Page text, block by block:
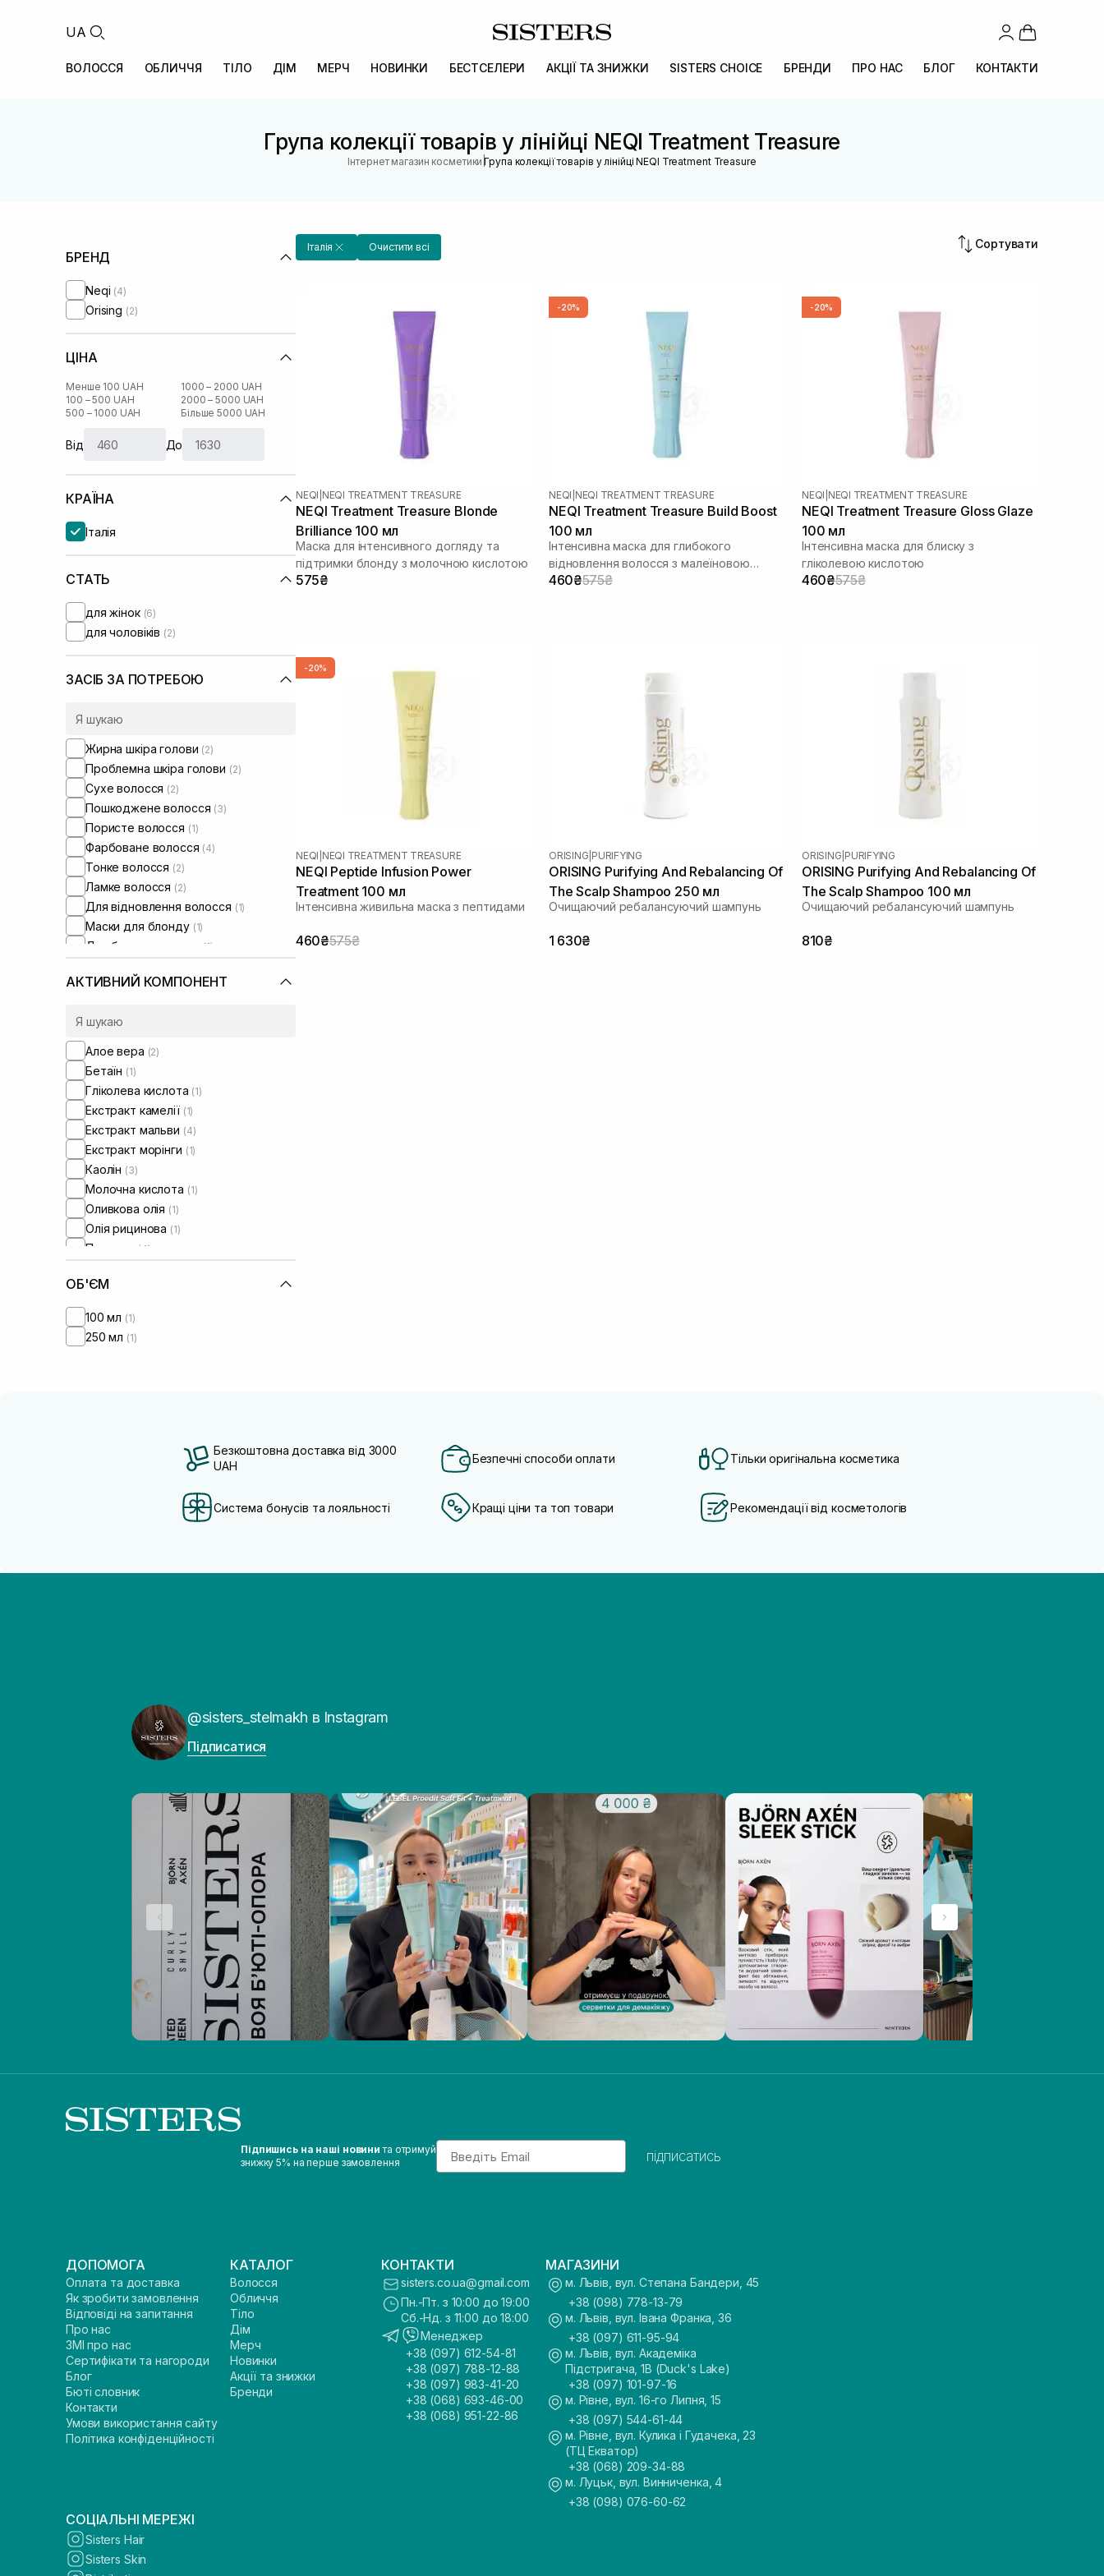
UA
ВОЛОССЯ ОБЛИЧЧЯ ТІЛО ДІМ МЕРЧ НОВИНКИ БЕСТСЕЛЕРИ АКЦІЇ ТА ЗНИЖКИ SISTERS CHOICE БРЕНДИ ПРО НАС БЛОГ КОНТАКТИ
Група колекції товарів у лінійці NEQI Treatment Treasure
Інтернет магазин косметики |Група колекції товарів у лінійці NEQI Treatment Treasure
БРЕНД
Neqi (4)
Orising (2)
ЦІНА
Менше 100 UAH
100 – 500 UAH
500 – 1000 UAH
1000 – 2000 UAH
2000 – 5000 UAH
Більше 5000 UAH
Від До
КРАЇНА
Італія
СТАТЬ
для жінок (6)
для чоловіків (2)
ЗАСІБ ЗА ПОТРЕБОЮ
Жирна шкіра голови (2)
Проблемна шкіра голови (2)
Сухе волосся (2)
Пошкоджене волосся (3)
Пористе волосся (1)
Фарбоване волосся (4)
Тонке волосся (2)
Ламке волосся (2)
Для відновлення волосся (1)
Маски для блонду (1)
Для блиску волосся (1)
АКТИВНИЙ КОМПОНЕНТ
Алое вера (2)
Бетаїн (1)
Гліколева кислота (1)
Екстракт камелії (1)
Екстракт мальви (4)
Екстракт морінги (1)
Каолін (3)
Молочна кислота (1)
Оливкова олія (1)
Олія рицинова (1)
Пептиди (4)
ОБ'ЄМ
100 мл (1)
250 мл (1)
Італія Очистити всі Сортувати
NEQI NEQI TREATMENT TREASURE
NEQI Treatment Treasure Blonde
Brilliance 100 мл
Маска для інтенсивного догляду та
підтримки блонду з молочною кислотою
575₴
-20%
NEQI NEQI TREATMENT TREASURE
NEQI Treatment Treasure Build Boost
100 мл
Інтенсивна маска для глибокого
відновлення волосся з малеїновою
кислотою
460₴575₴
-20%
NEQI NEQI TREATMENT TREASURE
NEQI Treatment Treasure Gloss Glaze
100 мл
Інтенсивна маска для блиску з
гліколевою кислотою
460₴575₴
-20%
NEQI NEQI TREATMENT TREASURE
NEQI Peptide Infusion Power
Treatment 100 мл
Інтенсивна живильна маска з пептидами
460₴575₴
ORISING PURIFYING
ORISING Purifying And Rebalancing Of
The Scalp Shampoo 250 мл
Очищаючий ребалансуючий шампунь
1 630₴
ORISING PURIFYING
ORISING Purifying And Rebalancing Of
The Scalp Shampoo 100 мл
Очищаючий ребалансуючий шампунь
810₴
Безкоштовна доставка від 3000
UAH
Безпечні способи оплати Тільки оригінальна косметика
Система бонусів та лояльності Кращі ціни та топ товари Рекомендації від косметологів
@sisters_stelmakh в Instagram
Підписатися
Підпишись на наші новини та отримуй
знижку 5% на перше замовлення
Email
підписатись
ДОПОМОГА
Оплата та доставка
Як зробити замовлення
Відповіді на запитання
Про нас
ЗМІ про нас
Сертифікати та нагороди
Блог
Бюті словник
Контакти
Умови використання сайту
Політика конфіденційності
КАТАЛОГ
Волосся
Обличчя
Тіло
Дім
Мерч
Новинки
Акції та знижки
Бренди
КОНТАКТИ
sisters.co.ua@gmail.com
Пн.-Пт. з 10:00 до 19:00
Сб.-Нд. з 11:00 до 18:00
Менеджер
+38 (097) 612-54-81
+38 (097) 788-12-88
+38 (097) 983-41-20
+38 (068) 693-46-00
+38 (068) 951-22-86
МАГАЗИНИ
м. Львів, вул. Степана Бандери, 45
+38 (098) 778-13-79
м. Львів, вул. Івана Франка, 36
+38 (097) 611-95-94
м. Львів, вул. Академіка
Підстригача, 1В (Duck's Lake)
+38 (097) 101-97-16
м. Рівне, вул. 16-го Липня, 15
+38 (097) 544-61-44
м. Рівне, вул. Кулика і Гудачека, 23
(ТЦ Екватор)
+38 (068) 209-34-88
м. Луцьк, вул. Винниченка, 4
+38 (098) 076-60-62
СОЦІАЛЬНІ МЕРЕЖІ
Sisters Hair
Sisters Skin